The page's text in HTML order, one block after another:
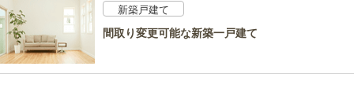
新築戸建て
間取り変更可能な新築一戸建て